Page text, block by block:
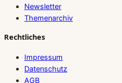
Newsletter
Themenarchiv
Rechtliches
Impressum
Datenschutz
AGB